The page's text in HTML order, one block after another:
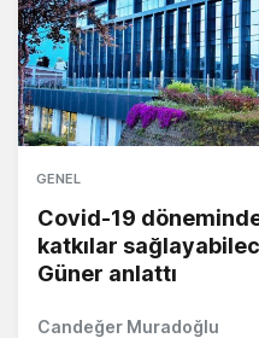
GENEL
Covid-19
katkılar
Güner anlattı
Candeğer Muradoğlu